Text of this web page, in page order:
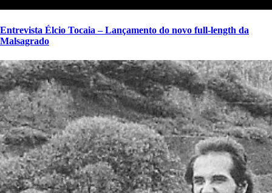
Entrevista Élcio Tocaia – Lançamento do novo full-length da
Malsagrado